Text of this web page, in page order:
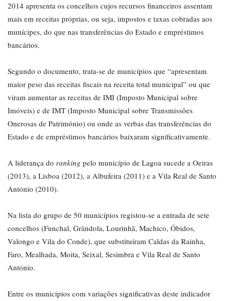
2014 apresenta os concelhos cujos recursos financeiros assentam
mais em receitas próprias, ou seja, impostos e taxas cobradas aos
munícipes, do que nas transferências do Estado e empréstimos
bancários.
Segundo o documento, trata-se de municípios que “apresentam
maior peso das receitas fiscais na receita total municipal” ou que
viram aumentar as receitas de IMI (Imposto Municipal sobre
Imóveis) e de IMT (Imposto Municipal sobre Transmissões
Onerosas de Património) ou onde as verbas das transferências do
Estado e de empréstimos bancários baixaram significativamente.
A liderança do ranking pelo município de Lagoa sucede a Oeiras
(2013), a Lisboa (2012), a Albufeira (2011) e a Vila Real de Santo
António (2010).
Na lista do grupo de 50 municípios registou-se a entrada de sete
concelhos (Funchal, Grândola, Lourinhã, Machico, Óbidos,
Valongo e Vila do Conde), que substituíram Caldas da Rainha,
Faro, Mealhada, Moita, Seixal, Sesimbra e Vila Real de Santo
António.
Entre os municípios com variações significativas deste indicador